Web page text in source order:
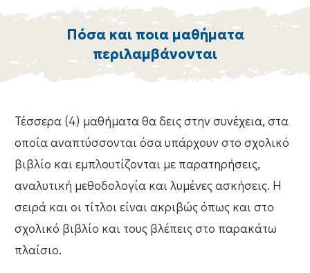
Πόσα και ποια μαθήματα
περιλαμβάνονται
Τέσσερα (4) μαθήματα θα δεις στην συνέχεια, στα
οποία αναπτύσσονται όσα υπάρχουν στο σχολικό
βιβλίο και εμπλουτίζονται με παρατηρήσεις,
αναλυτική μεθοδολογία και λυμένες ασκήσεις. Η
σειρά και οι τίτλοι είναι ακριβώς όπως και στο
σχολικό βιβλίο και τους βλέπεις στο παρακάτω
πλαίσιο.